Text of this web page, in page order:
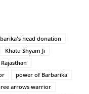
head donation
Khatu Shyam Ji
power of Barbarika
arrows warrior